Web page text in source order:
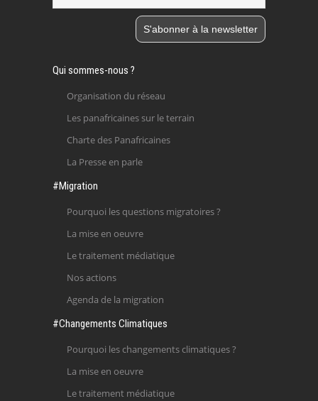
Qui sommes-nous ?
Organisation du réseau
Les panafricaines sur le terrain
Charte des Panafricaines
La Presse en parle
#Migration
Pourquoi les questions migratoires ?
La mise en oeuvre
Le traitement médiatique
Nos actions
Agenda de la migration
#Changements Climatiques
Pourquoi les changements climatiques ?
La mise en oeuvre
Le traitement médiatique